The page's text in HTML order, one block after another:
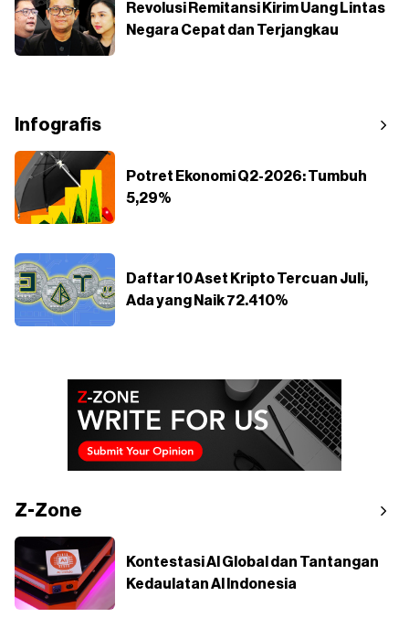
Revolusi Remitansi Kirim Uang Lintas
Negara Cepat dan Terjangkau
Infografis
Potret Ekonomi Q2-2026: Tumbuh
5,29%
Daftar 10 Aset Kripto Tercuan Juli,
Ada yang Naik 72.410%
Z-Zone
Kontestasi AI Global dan Tantangan
Kedaulatan AI Indonesia